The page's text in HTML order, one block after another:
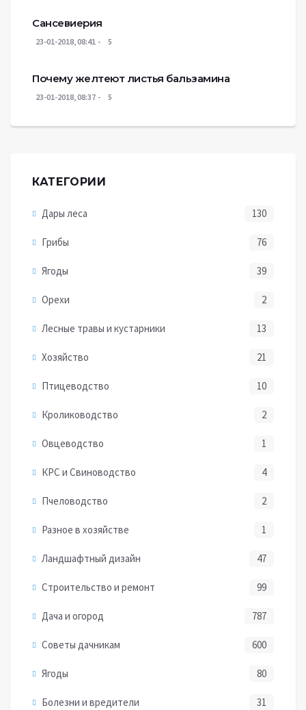
Сансевиерия
23-01-2018, 08:41 5
Почему желтеют листья бальзамина
23-01-2018, 08:37 5
КАТЕГОРИИ
Дары леса 130
Грибы 76
Ягоды 39
Орехи 2
Лесные травы и кустарники 13
Хозяйство 21
Птицеводство 10
Кролиководство 2
Овцеводство 1
КРС и Свиноводство 4
Пчеловодство 2
Разное в хозяйстве 1
Ландшафтный дизайн 47
Строительство и ремонт 99
Дача и огород 787
Советы дачникам 600
Ягоды 80
Болезни и вредители 31